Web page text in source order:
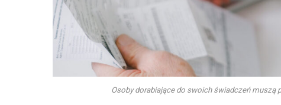
Osoby dorabiające do swoich świadczeń muszą